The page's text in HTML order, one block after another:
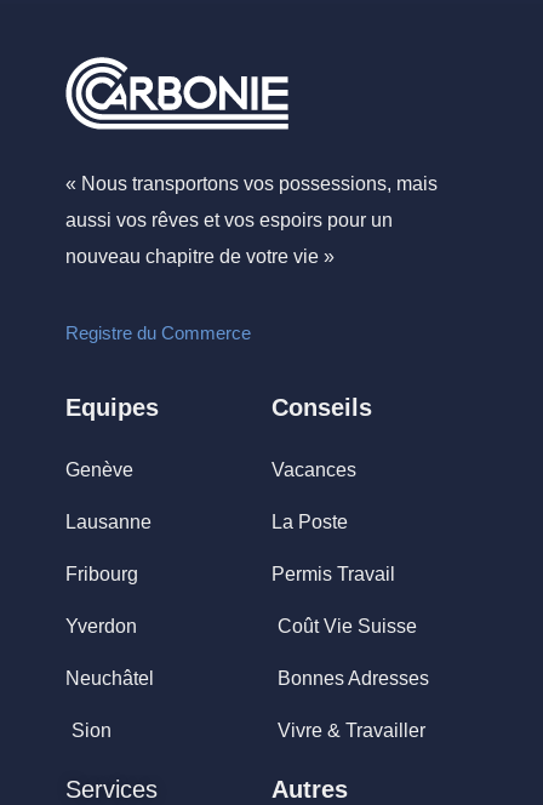
« Nous transportons vos possessions, mais
aussi vos rêves et vos espoirs pour un
nouveau chapitre de votre vie »
Registre du Commerce
Equipes
Genève
Lausanne
Fribourg
Yverdon
Neuchâtel
Sion
Conseils
Vacances
La Poste
Permis Travail
Coût Vie Suisse
Bonnes Adresses
Vivre & Travailler
Services Autres